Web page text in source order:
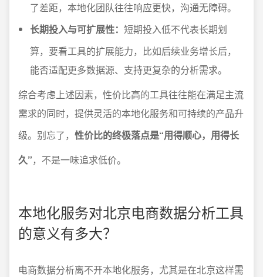
了差距，本地化团队往往响应更快，沟通无障碍。
长期投入与可扩展性： 短期投入低不代表长期划
算，要看工具的扩展能力，比如后续业务增长后，
能否适配更多数据源、支持更复杂的分析需求。
综合考虑上述因素，性价比高的工具往往能在满足主流
需求的同时，提供灵活的本地化服务和可持续的产品升
级。别忘了， 性价比的终极落点是“用得顺心，用得长
久”，不是一味追求低价。
本地化服务对北京电商数据分析工具
的意义有多大？
电商数据分析离不开本地化服务，尤其是在北京这样需